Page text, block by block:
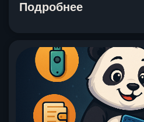
Подробнее